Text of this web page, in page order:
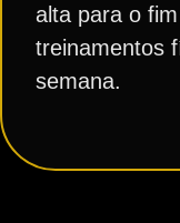
alta para o
treinamentos
semana.